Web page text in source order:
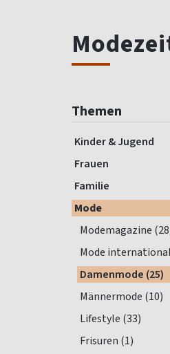
Themen
Kinder & Jugend
Frauen
Familie
Mode
Modemagazine
Mode
Damenmode (25)
Männermode (10)
Lifestyle (33)
Frisuren (1)